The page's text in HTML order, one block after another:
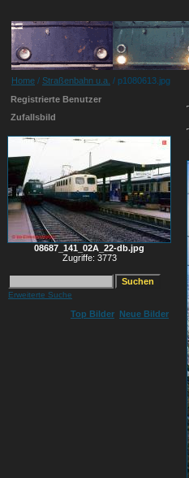
Home / Straßenbahn u.a. / p1080613.jpg
Registrierte Benutzer
Zufallsbild
08687_141_02A_22-db.jpg
Zugriffe: 3773
Erweiterte Suche
Top Bilder Neue Bilder